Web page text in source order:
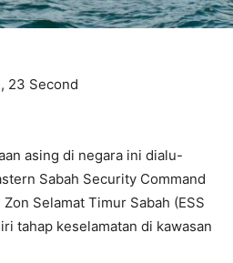
23 Second
asing di negara ini dialu-
Sabah Security Command
Selamat Timur Sabah (ESS
tahap keselamatan di kawasan